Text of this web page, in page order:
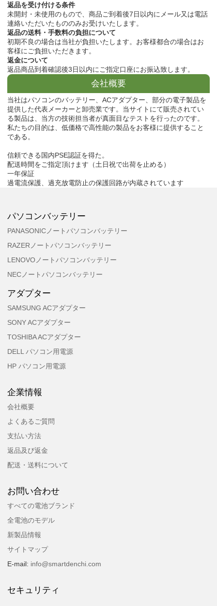
返品を受け付ける条件
未開封・未使用のもので、商品ご到着後7日以内にメール又は電話
連絡いただいたもののみお受けいたします。
返品の送料・手数料の負担について
初期不良の場合は当社が負担いたします。お客様都合の場合はお
客様にご負担いただきます。
返金について
返品商品到着確認後3日以内にご指定口座にお振込致します。
会社概要
当社はパソコンのバッテリー、ACアダプター、部分の電子製品を
提供した代表メーカーと卸売業です。当サイトにて販売されてい
る製品は、当方の技術担当者が真面目なテストを行ったのです。
私たちの目的は、低価格で高性能の製品をお客様に提供すること
である。
信頼できる国内PSE認証を得た。
配送時間をご指定頂けます（土日祝で出荷を止める）
一年保証
過電流保護、過充放電防止の保護回路が内蔵されています
パソコンバッテリー
PANASONICノートパソコンバッテリー
RAZERノートパソコンバッテリー
LENOVOノートパソコンバッテリー
NECノートパソコンバッテリー
アダプター
SAMSUNG ACアダプター
SONY ACアダプター
TOSHIBA ACアダプター
DELL パソコン用電源
HP パソコン用電源
企業情報
会社概要
よくあるご質問
支払い方法
返品及び返金
配送・送料について
お問い合わせ
すべての電池ブランド
全電池のモデル
新製品情報
サイトマップ
E-mail: info@smartdenchi.com
セキュリティ